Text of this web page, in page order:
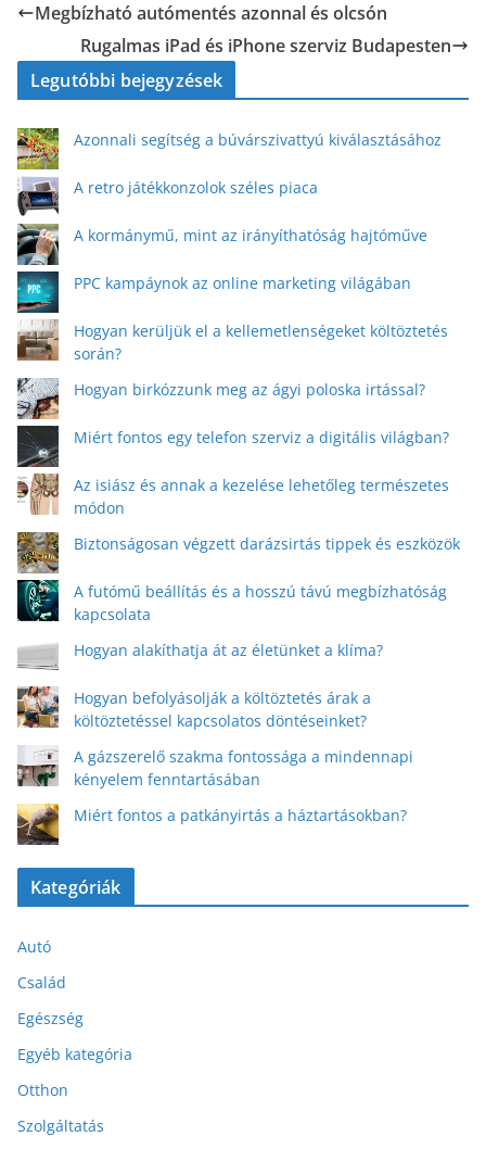
Megbízható autómentés azonnal és olcsón
Rugalmas iPad és iPhone szerviz Budapesten
Legutóbbi bejegyzések
Azonnali segítség a búvárszivattyú kiválasztásához
A retro játékkonzolok széles piaca
A kormánymű, mint az irányíthatóság hajtóműve
PPC kampáynok az online marketing világában
Hogyan kerüljük el a kellemetlenségeket költöztetés
során?
Hogyan birkózzunk meg az ágyi poloska irtással?
Miért fontos egy telefon szerviz a digitális világban?
Az isiász és annak a kezelése lehetőleg természetes
módon
Biztonságosan végzett darázsirtás tippek és eszközök
A futómű beállítás és a hosszú távú megbízhatóság
kapcsolata
Hogyan alakíthatja át az életünket a klíma?
Hogyan befolyásolják a költöztetés árak a
költöztetéssel kapcsolatos döntéseinket?
A gázszerelő szakma fontossága a mindennapi
kényelem fenntartásában
Miért fontos a patkányirtás a háztartásokban?
Kategóriák
Autó
Család
Egészség
Egyéb kategória
Otthon
Szolgáltatás